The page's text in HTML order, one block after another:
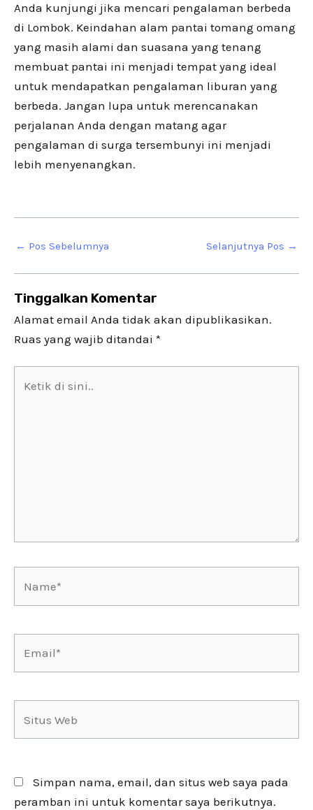
Anda kunjungi jika mencari pengalaman berbeda
di Lombok. Keindahan alam pantai tomang omang
yang masih alami dan suasana yang tenang
membuat pantai ini menjadi tempat yang ideal
untuk mendapatkan pengalaman liburan yang
berbeda. Jangan lupa untuk merencanakan
perjalanan Anda dengan matang agar
pengalaman di surga tersembunyi ini menjadi
lebih menyenangkan.
← Pos Sebelumnya Selanjutnya Pos →
Tinggalkan Komentar
Alamat email Anda tidak akan dipublikasikan.
Ruas yang wajib ditandai *
Web
Simpan nama, email, dan situs web saya pada
peramban ini untuk komentar saya berikutnya.